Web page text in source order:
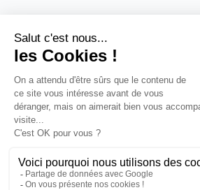
Contact
TEL.
03 23 26 80 00
Les cookies
Politique de confidentialité
Demande de données personnelles